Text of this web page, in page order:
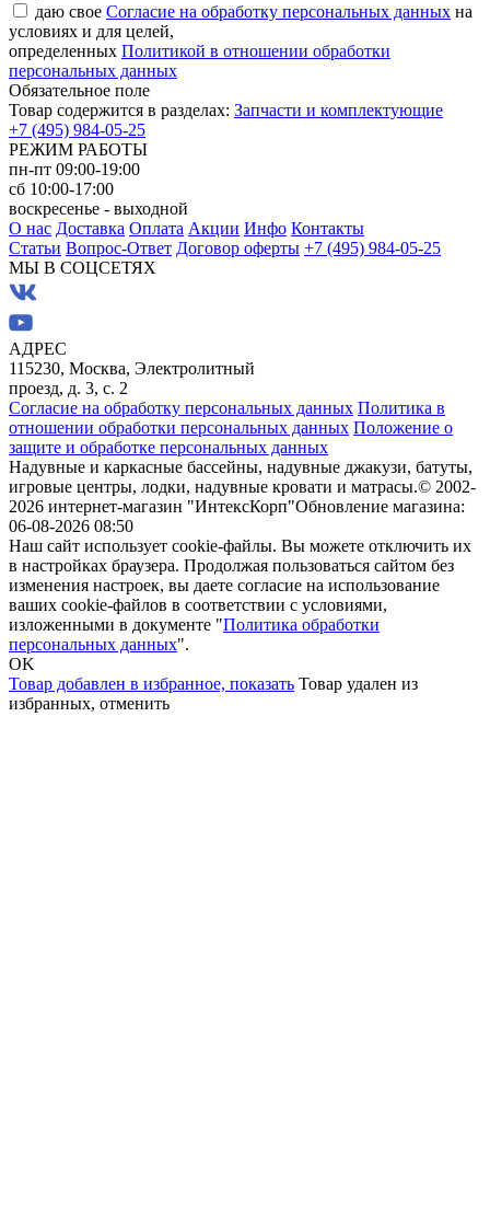
даю свое Согласие на обработку персональных данных на
условиях и для целей,
определенных Политикой в отношении обработки
персональных данных
Обязательное поле
Товар содержится в разделах: Запчасти и комплектующие
+7 (495) 984-05-25
РЕЖИМ РАБОТЫ
пн-пт 09:00-19:00
сб 10:00-17:00
воскресенье - выходной
О нас Доставка Оплата Акции Инфо Контакты
Статьи Вопрос-Ответ Договор оферты +7 (495) 984-05-25
МЫ В СОЦСЕТЯХ
АДРЕС
115230, Москва, Электролитный
проезд, д. 3, с. 2
Согласие на обработку персональных данных Политика в
отношении обработки персональных данных Положение о
защите и обработке персональных данных
Надувные и каркасные бассейны, надувные джакузи, батуты,
игровые центры, лодки, надувные кровати и матрасы.© 2002-
2026 интернет-магазин "ИнтексКорп"Обновление магазина:
06-08-2026 08:50
Наш сайт использует cookie-файлы. Вы можете отключить их
в настройках браузера. Продолжая пользоваться сайтом без
изменения настроек, вы даете согласие на использование
ваших cookie-файлов в соответствии с условиями,
изложенными в документе "Политика обработки
персональных данных".
OK
Товар добавлен в избранное, показать Товар удален из
избранных, отменить